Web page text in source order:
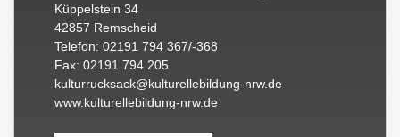
Küppelstein 34
42857 Remscheid
Telefon: 02191 794 367/-368
Fax: 02191 794 205
kulturrucksack@kulturellebildung-nrw.de
www.kulturellebildung-nrw.de